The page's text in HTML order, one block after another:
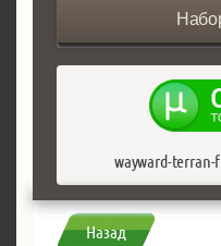
wayward-
Назад